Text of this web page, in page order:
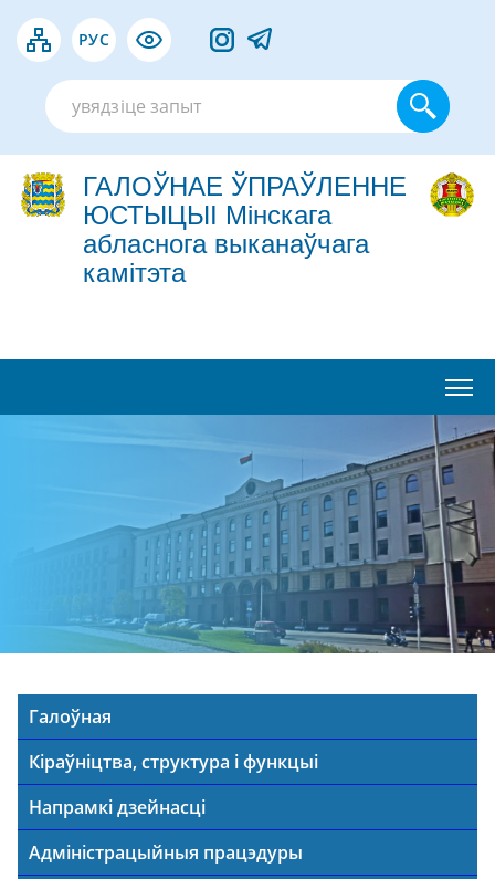
РУС
ГАЛОЎНАЕ ЎПРАЎЛЕННЕ
ЮСТЫЦЫІ Мінскага
абласнога выканаўчага
камітэта
Галоўная
Кіраўніцтва, структура і функцыі
Напрамкі дзейнасці
Адміністрацыйныя працэдуры